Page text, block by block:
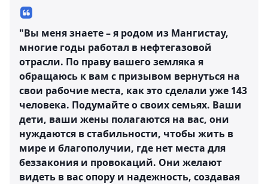
"Вы меня знаете – я родом из Мангистау,
многие годы работал в нефтегазовой
отрасли. По праву вашего земляка я
обращаюсь к вам с призывом вернуться на
свои рабочие места, как это сделали уже 143
человека. Подумайте о своих семьях. Ваши
дети, ваши жены полагаются на вас, они
нуждаются в стабильности, чтобы жить в
мире и благополучии, где нет места для
беззакония и провокаций. Они желают
видеть в вас опору и надежность, создавая